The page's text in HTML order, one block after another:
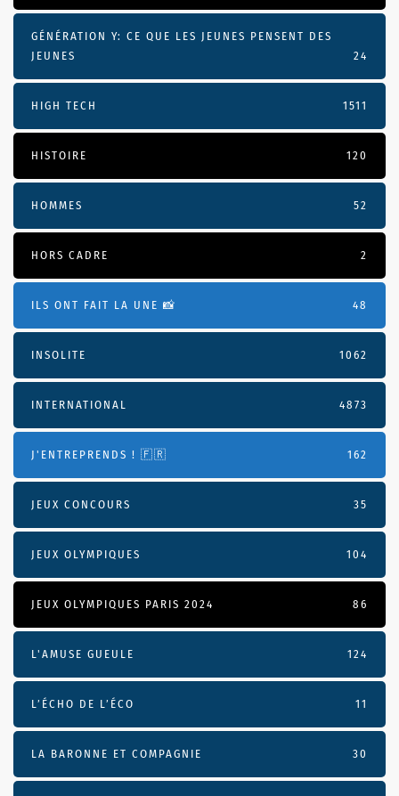
GÉNÉRATION Y: CE QUE LES JEUNES PENSENT DES
JEUNES
24
HIGH TECH 1511
HISTOIRE 120
HOMMES 52
HORS CADRE 2
ILS ONT FAIT LA UNE 📸 48
INSOLITE 1062
INTERNATIONAL 4873
J'ENTREPRENDS ! 🇫🇷 162
JEUX CONCOURS 35
JEUX OLYMPIQUES 104
JEUX OLYMPIQUES PARIS 2024 86
L'AMUSE GUEULE 124
L’ÉCHO DE L’ÉCO 11
LA BARONNE ET COMPAGNIE 30